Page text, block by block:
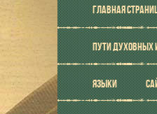
ГЛАВНАЯ
ПУТИ ДУХОВНЫХ
ЯЗЫКИ